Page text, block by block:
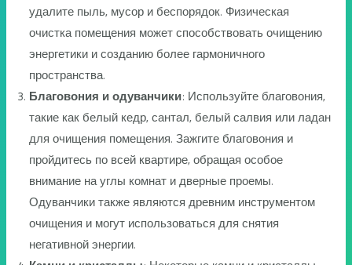
удалите пыль, мусор и беспорядок. Физическая
очистка помещения может способствовать очищению
энергетики и созданию более гармоничного
пространства.
Благовония и одуванчики: Используйте благовония,
такие как белый кедр, сантал, белый салвия или ладан
для очищения помещения. Зажгите благовония и
пройдитесь по всей квартире, обращая особое
внимание на углы комнат и дверные проемы.
Одуванчики также являются древним инструментом
очищения и могут использоваться для снятия
негативной энергии.